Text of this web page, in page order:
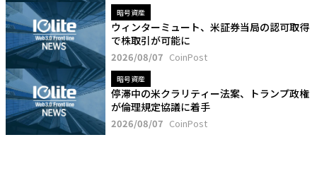
暗号資産
ウィンターミュート、米証券当局の認可取得
で株取引が可能に
2026/08/07 CoinPost
暗号資産
停滞中の米クラリティー法案、トランプ政権
が倫理規定協議に着手
2026/08/07 CoinPost